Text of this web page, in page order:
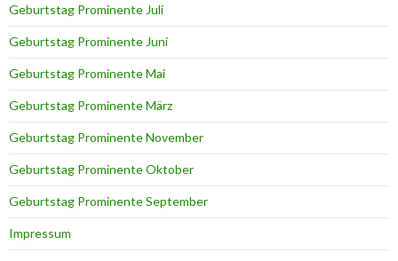
Geburtstag Prominente Juli
Geburtstag Prominente Juni
Geburtstag Prominente Mai
Geburtstag Prominente März
Geburtstag Prominente November
Geburtstag Prominente Oktober
Geburtstag Prominente September
Impressum